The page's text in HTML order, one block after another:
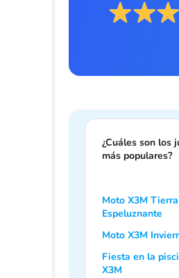
¿Cuáles son los
más populares?
Moto X3M Tierra
Espeluznante
Moto X3M
Fiesta en la
X3M